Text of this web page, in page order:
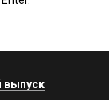
выпуск